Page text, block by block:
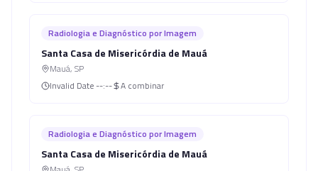
Radiologia e Diagnóstico por Imagem
Santa Casa de Misericórdia de Mauá
Mauá, SP
Invalid Date --:-- A combinar
Radiologia e Diagnóstico por Imagem
Santa Casa de Misericórdia de Mauá